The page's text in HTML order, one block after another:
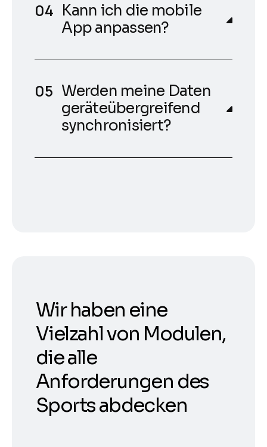
Kann ich die mobile
App anpassen?
Werden meine Daten
geräteübergreifend
synchronisiert?
Wir haben eine
Vielzahl von Modulen,
die alle
Anforderungen des
Sports abdecken